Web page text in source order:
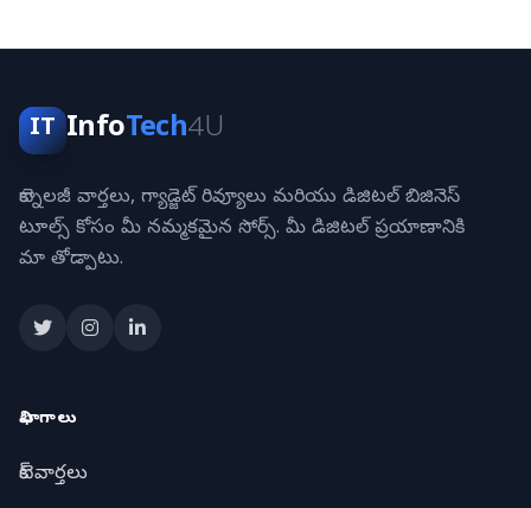
IT InfoTech4U
టెక్నాలజీ వార్తలు, గ్యాడ్జెట్ రివ్యూలు మరియు డిజిటల్ బిజినెస్
టూల్స్ కోసం మీ నమ్మకమైన సోర్స్. మీ డిజిటల్ ప్రయాణానికి
మా తోడ్పాటు.
విభాగాలు
టెక్ వార్తలు